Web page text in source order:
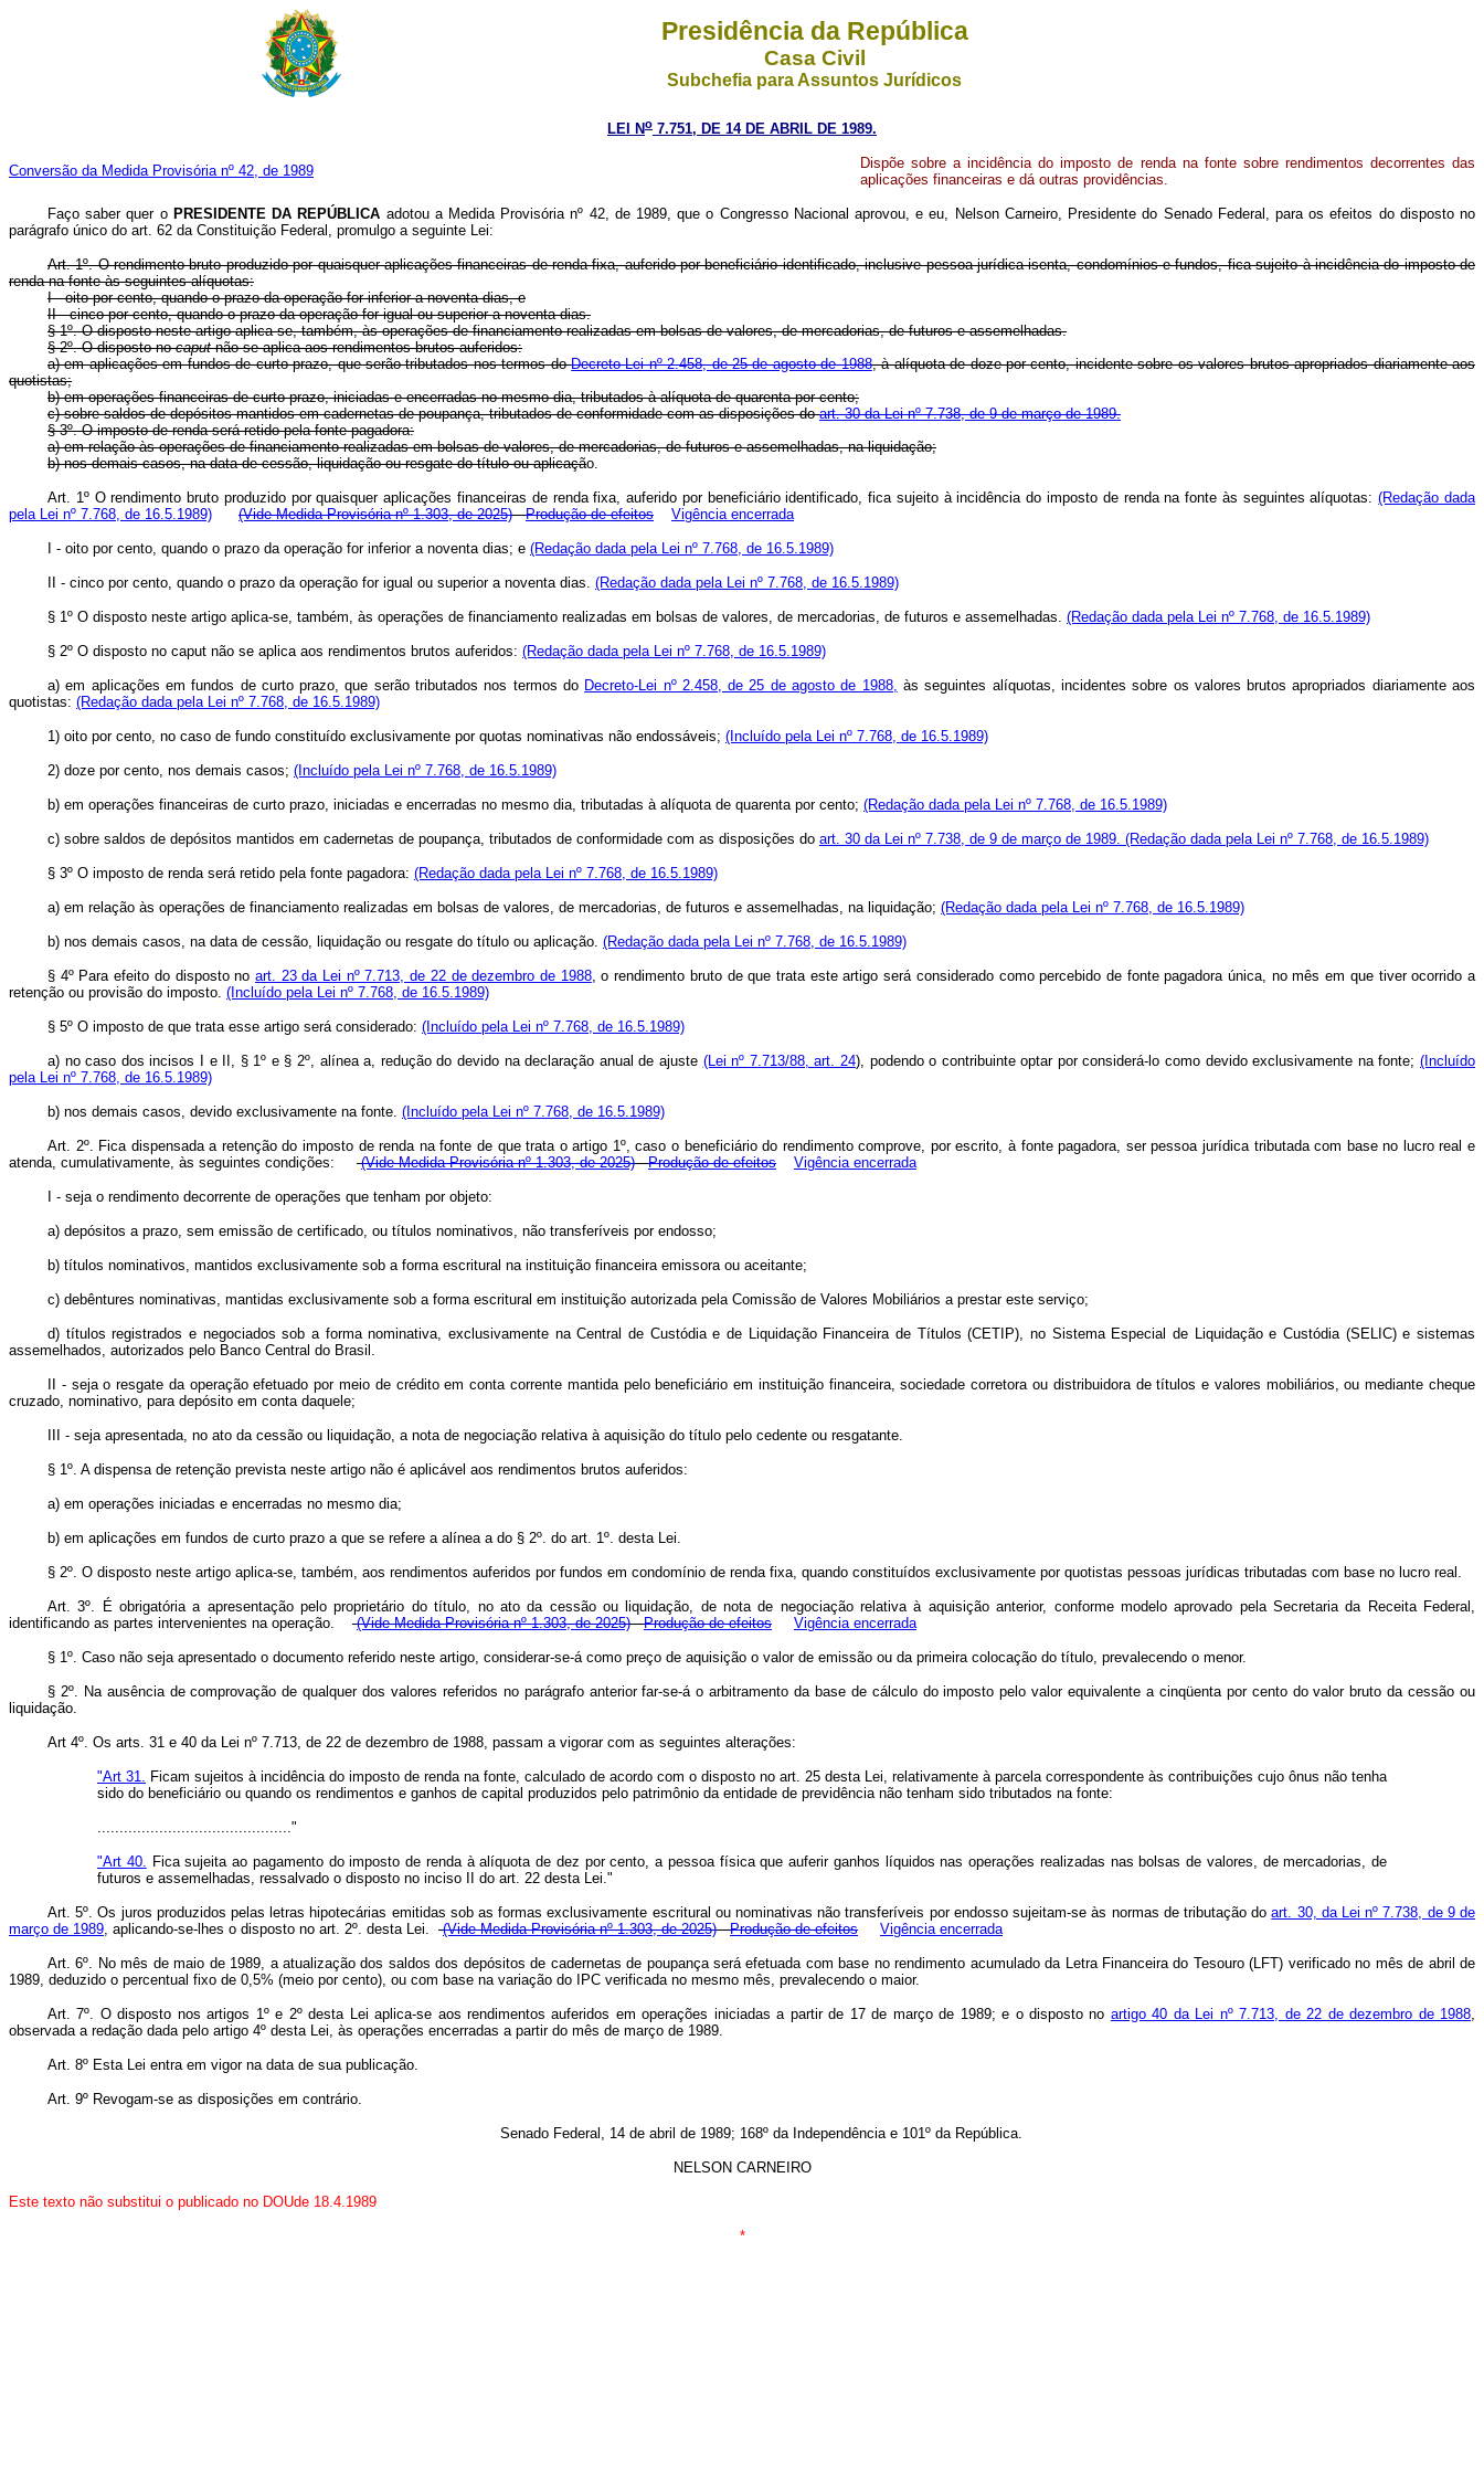
Presidência da República
Casa Civil
Subchefia para Assuntos Jurídicos
LEI No 7.751, DE 14 DE ABRIL DE 1989.
Conversão da Medida Provisória nº 42, de 1989
Dispõe sobre a incidência do imposto de renda na fonte sobre rendimentos decorrentes das
aplicações financeiras e dá outras providências.
Faço saber quer o PRESIDENTE DA REPÚBLICA adotou a Medida Provisória nº 42, de 1989, que o Congresso Nacional aprovou, e eu, Nelson Carneiro, Presidente do Senado Federal, para os efeitos do disposto no
parágrafo único do art. 62 da Constituição Federal, promulgo a seguinte Lei:
Art. 1º. O rendimento bruto produzido por quaisquer aplicações financeiras de renda fixa, auferido por beneficiário identificado, inclusive pessoa jurídica isenta, condomínios e fundos, fica sujeito à incidência do imposto de
renda na fonte às seguintes alíquotas:
I - oito por cento, quando o prazo da operação for inferior a noventa dias, e
II - cinco por cento, quando o prazo da operação for igual ou superior a noventa dias.
§ 1º. O disposto neste artigo aplica-se, também, às operações de financiamento realizadas em bolsas de valores, de mercadorias, de futuros e assemelhadas.
§ 2º. O disposto nocaputnão se aplica aos rendimentos brutos auferidos:
a) em aplicações em fundos de curto prazo, que serão tributados nos termos doDecreto-Lei nº 2.458, de 25 de agosto de 1988, à alíquota de doze por cento, incidente sobre os valores brutos apropriados diariamente aos
quotistas;
b) em operações financeiras de curto prazo, iniciadas e encerradas no mesmo dia, tributados à alíquota de quarenta por cento;
c) sobre saldos de depósitos mantidos em cadernetas de poupança, tributados de conformidade com as disposições doart. 30 da Lei nº 7.738, de 9 de março de 1989.
§ 3º. O imposto de renda será retido pela fonte pagadora:
a) em relação às operações de financiamento realizadas em bolsas de valores, de mercadorias, de futuros e assemelhadas, na liquidação;
b) nos demais casos, na data de cessão, liquidação ou resgate do título ou aplicação.
Art. 1º O rendimento bruto produzido por quaisquer aplicações financeiras de renda fixa, auferido por beneficiário identificado, fica sujeito à incidência do imposto de renda na fonte às seguintes alíquotas:(Redação dada
pela Lei nº 7.768, de 16.5.1989)
(Vide Medida Provisória nº 1.303, de 2025) Produção de efeitos Vigência encerrada
I - oito por cento, quando o prazo da operação for inferior a noventa dias; e (Redação dada pela Lei nº 7.768, de 16.5.1989)
II - cinco por cento, quando o prazo da operação for igual ou superior a noventa dias. (Redação dada pela Lei nº 7.768, de 16.5.1989)
§ 1º O disposto neste artigo aplica-se, também, às operações de financiamento realizadas em bolsas de valores, de mercadorias, de futuros e assemelhadas. (Redação dada pela Lei nº 7.768, de 16.5.1989)
§ 2º O disposto no caput não se aplica aos rendimentos brutos auferidos: (Redação dada pela Lei nº 7.768, de 16.5.1989)
a) em aplicações em fundos de curto prazo, que serão tributados nos termos do Decreto-Lei nº 2.458, de 25 de agosto de 1988, às seguintes alíquotas, incidentes sobre os valores brutos apropriados diariamente aos
quotistas: (Redação dada pela Lei nº 7.768, de 16.5.1989)
1) oito por cento, no caso de fundo constituído exclusivamente por quotas nominativas não endossáveis; (Incluído pela Lei nº 7.768, de 16.5.1989)
2) doze por cento, nos demais casos; (Incluído pela Lei nº 7.768, de 16.5.1989)
b) em operações financeiras de curto prazo, iniciadas e encerradas no mesmo dia, tributadas à alíquota de quarenta por cento; (Redação dada pela Lei nº 7.768, de 16.5.1989)
c) sobre saldos de depósitos mantidos em cadernetas de poupança, tributados de conformidade com as disposições do art. 30 da Lei nº 7.738, de 9 de março de 1989. (Redação dada pela Lei nº 7.768, de 16.5.1989)
§ 3º O imposto de renda será retido pela fonte pagadora: (Redação dada pela Lei nº 7.768, de 16.5.1989)
a) em relação às operações de financiamento realizadas em bolsas de valores, de mercadorias, de futuros e assemelhadas, na liquidação; (Redação dada pela Lei nº 7.768, de 16.5.1989)
b) nos demais casos, na data de cessão, liquidação ou resgate do título ou aplicação. (Redação dada pela Lei nº 7.768, de 16.5.1989)
§ 4º Para efeito do disposto no art. 23 da Lei nº 7.713, de 22 de dezembro de 1988, o rendimento bruto de que trata este artigo será considerado como percebido de fonte pagadora única, no mês em que tiver ocorrido a
retenção ou provisão do imposto. (Incluído pela Lei nº 7.768, de 16.5.1989)
§ 5º O imposto de que trata esse artigo será considerado: (Incluído pela Lei nº 7.768, de 16.5.1989)
a) no caso dos incisos I e II, § 1º e § 2º, alínea a, redução do devido na declaração anual de ajuste (Lei nº 7.713/88, art. 24), podendo o contribuinte optar por considerá-lo como devido exclusivamente na fonte;(Incluído
pela Lei nº 7.768, de 16.5.1989)
b) nos demais casos, devido exclusivamente na fonte. (Incluído pela Lei nº 7.768, de 16.5.1989)
Art. 2º. Fica dispensada a retenção do imposto de renda na fonte de que trata o artigo 1º, caso o beneficiário do rendimento comprove, por escrito, à fonte pagadora, ser pessoa jurídica tributada com base no lucro real e
atenda, cumulativamente, às seguintes condições:
(Vide Medida Provisória nº 1.303, de 2025) Produção de efeitos Vigência encerrada
I - seja o rendimento decorrente de operações que tenham por objeto:
a) depósitos a prazo, sem emissão de certificado, ou títulos nominativos, não transferíveis por endosso;
b) títulos nominativos, mantidos exclusivamente sob a forma escritural na instituição financeira emissora ou aceitante;
c) debêntures nominativas, mantidas exclusivamente sob a forma escritural em instituição autorizada pela Comissão de Valores Mobiliários a prestar este serviço;
d) títulos registrados e negociados sob a forma nominativa, exclusivamente na Central de Custódia e de Liquidação Financeira de Títulos (CETIP), no Sistema Especial de Liquidação e Custódia (SELIC) e sistemas
assemelhados, autorizados pelo Banco Central do Brasil.
II - seja o resgate da operação efetuado por meio de crédito em conta corrente mantida pelo beneficiário em instituição financeira, sociedade corretora ou distribuidora de títulos e valores mobiliários, ou mediante cheque
cruzado, nominativo, para depósito em conta daquele;
III - seja apresentada, no ato da cessão ou liquidação, a nota de negociação relativa à aquisição do título pelo cedente ou resgatante.
§ 1º. A dispensa de retenção prevista neste artigo não é aplicável aos rendimentos brutos auferidos:
a) em operações iniciadas e encerradas no mesmo dia;
b) em aplicações em fundos de curto prazo a que se refere a alínea a do § 2º. do art. 1º. desta Lei.
§ 2º. O disposto neste artigo aplica-se, também, aos rendimentos auferidos por fundos em condomínio de renda fixa, quando constituídos exclusivamente por quotistas pessoas jurídicas tributadas com base no lucro real.
Art. 3º. É obrigatória a apresentação pelo proprietário do título, no ato da cessão ou liquidação, de nota de negociação relativa à aquisição anterior, conforme modelo aprovado pela Secretaria da Receita Federal,
identificando as partes intervenientes na operação.
(Vide Medida Provisória nº 1.303, de 2025) Produção de efeitos Vigência encerrada
§ 1º. Caso não seja apresentado o documento referido neste artigo, considerar-se-á como preço de aquisição o valor de emissão ou da primeira colocação do título, prevalecendo o menor.
§ 2º. Na ausência de comprovação de qualquer dos valores referidos no parágrafo anterior far-se-á o arbitramento da base de cálculo do imposto pelo valor equivalente a cinqüenta por cento do valor bruto da cessão ou
liquidação.
Art 4º. Os arts. 31 e 40 da Lei nº 7.713, de 22 de dezembro de 1988, passam a vigorar com as seguintes alterações:
"Art 31. Ficam sujeitos à incidência do imposto de renda na fonte, calculado de acordo com o disposto no art. 25 desta Lei, relativamente à parcela correspondente às contribuições cujo ônus não tenha
sido do beneficiário ou quando os rendimentos e ganhos de capital produzidos pelo patrimônio da entidade de previdência não tenham sido tributados na fonte:
............................................"
"Art 40. Fica sujeita ao pagamento do imposto de renda à alíquota de dez por cento, a pessoa física que auferir ganhos líquidos nas operações realizadas nas bolsas de valores, de mercadorias, de
futuros e assemelhadas, ressalvado o disposto no inciso II do art. 22 desta Lei."
Art. 5º. Os juros produzidos pelas letras hipotecárias emitidas sob as formas exclusivamente escritural ou nominativas não transferíveis por endosso sujeitam-se às normas de tributação doart. 30, da Lei nº 7.738, de 9 de
março de 1989, aplicando-se-lhes o disposto no art. 2º. desta Lei. (Vide Medida Provisória nº 1.303, de 2025) Produção de efeitos Vigência encerrada
Art. 6º. No mês de maio de 1989, a atualização dos saldos dos depósitos de cadernetas de poupança será efetuada com base no rendimento acumulado da Letra Financeira do Tesouro (LFT) verificado no mês de abril de
1989, deduzido o percentual fixo de 0,5% (meio por cento), ou com base na variação do IPC verificada no mesmo mês, prevalecendo o maior.
Art. 7º. O disposto nos artigos 1º e 2º desta Lei aplica-se aos rendimentos auferidos em operações iniciadas a partir de 17 de março de 1989; e o disposto no artigo 40 da Lei nº 7.713, de 22 de dezembro de 1988,
observada a redação dada pelo artigo 4º desta Lei, às operações encerradas a partir do mês de março de 1989.
Art. 8º Esta Lei entra em vigor na data de sua publicação.
Art. 9º Revogam-se as disposições em contrário.
Senado Federal, 14 de abril de 1989; 168º da Independência e 101º da República.
NELSON CARNEIRO
Este texto não substitui o publicado no DOUde 18.4.1989
*